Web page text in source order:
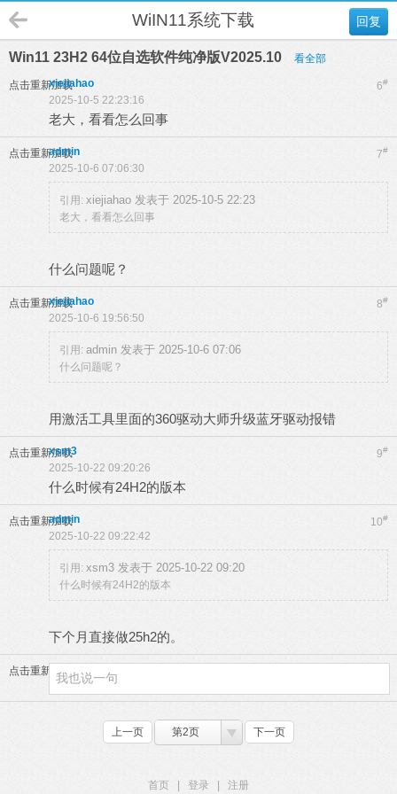
回复
WiIN11系统下载
Win11 23H2 64位自选软件纯净版V2025.10 看全部
点击重新加载 6#
xiejiahao
2025-10-5 22:23:16
老大，看看怎么回事
点击重新加载 7#
admin
2025-10-6 07:06:30
引用: xiejiahao 发表于 2025-10-5 22:23
老大，看看怎么回事
什么问题呢？
点击重新加载 8#
xiejiahao
2025-10-6 19:56:50
引用: admin 发表于 2025-10-6 07:06
什么问题呢？
用激活工具里面的360驱动大师升级蓝牙驱动报错
点击重新加载 9#
xsm3
2025-10-22 09:20:26
什么时候有24H2的版本
点击重新加载 10#
admin
2025-10-22 09:22:42
引用: xsm3 发表于 2025-10-22 09:20
什么时候有24H2的版本
下个月直接做25h2的。
点击重新加载
上一页 第2页 下一页
首页 登录 注册